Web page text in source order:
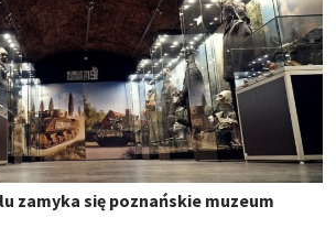
zamyka się poznańskie muzeum